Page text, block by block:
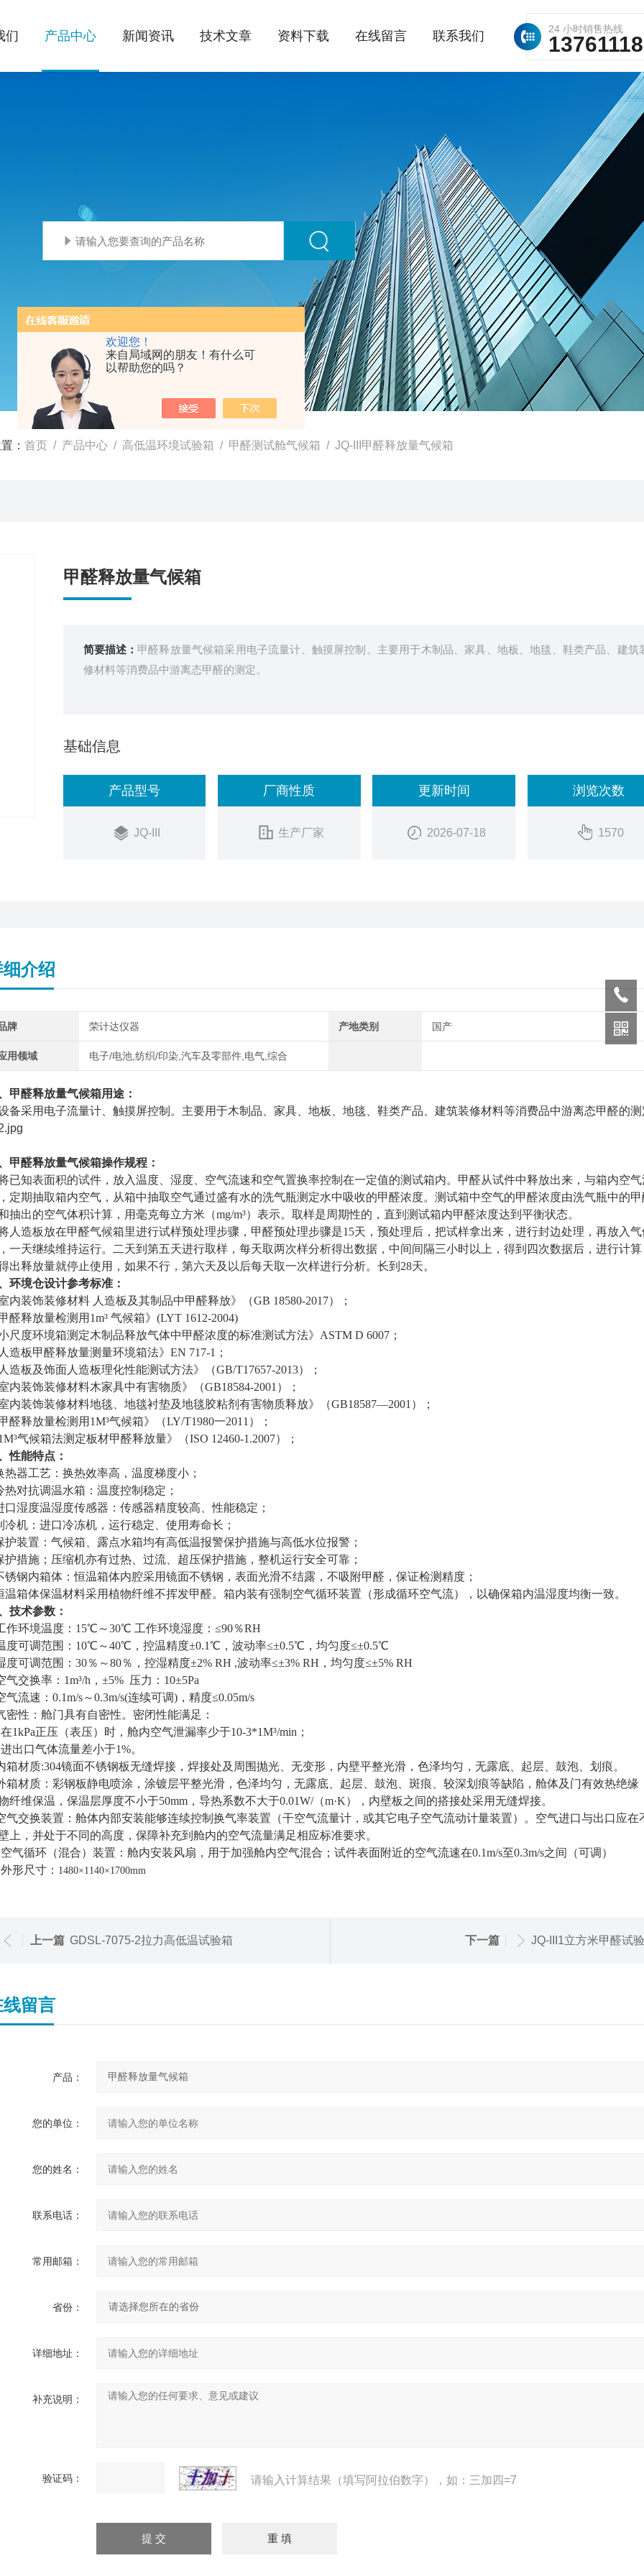
欢迎您！
来自局域网的朋友！有什么可
以帮助您的吗？
24 小时销售热线
们 产品中心 新闻资讯 技术文章 资料下载 在线留言 联系我们
： 首页 / 产品中心 / 高低温环境试验箱 / 甲醛测试舱气候箱 / JQ-III甲醛释放量气候箱
甲醛释放量气候箱
简要描述： 甲醛释放量气候箱采用电子流量计、触摸屏控制。主要用于木制品、家具、地板、地毯、鞋类产品、建筑
修材料等消费品中游离态甲醛的测定。
基础信息
产品型号
JQ-III
厂商性质
生产厂家
更新时间
2026-07-18
浏览次数
1570
介绍
牌 荣计达仪器 产地类别 国产
用领域 电子/电池,纺织/印染,汽车及零部件,电气,综合
甲醛释放量气候箱用途：
备采用 电子流量计、触摸屏控制。 主要用于木制品、家具、地板、地毯、鞋类产品、建筑装修材料等消费品中游离态甲醛的
甲醛释放量气候箱操作规程：
已知表面积的试件，放入温度、湿度、空气流速和空气置换率控制在一定值的测试箱内。甲醛从试件中释放出来，与箱内空气
定期抽取箱内空气，从箱中抽取空气通过盛有水的洗气瓶测定水中吸收的甲醛浓度。测试箱中空气的甲醛浓度由洗气瓶中的
抽出的空气体积计算，用毫克每立方米（mg/m³）表示。取样是周期性的，直到测试箱内甲醛浓度达到平衡状态。
人造板放在甲醛气候箱里进行试样预处理步骤，甲醛预处理步骤是15天，预处理后，把试样拿出来，进行封边处理，再放入
一天继续维持运行。二天到第五天进行取样，每天取两次样分析得出数据，中间间隔三小时以上，得到四次数据后，进行计
出释放量就停止使用，如果不行，第六天及以后每天取一次样进行分析。长到28天。
环境仓设计参考标准：
内装饰装修材料 人造板及其制品中甲醛释放》（GB 18580-2017）；
醛释放量检测用 1m³ 气候箱》 (LYT 1612-2004)
尺度环境箱测定木制品释放气体中甲醛浓度的标准测试方法》 ASTM D 6007；
造板甲醛释放量测量环境箱法》 EN 717-1；
造板及饰面人造板理化性能测试方法》（GB/T17657-2013）；
内装饰装修材料木家具中有害物质》（GB18584-2001）；
内装饰装修材料地毯、地毯衬垫及地毯胶粘剂有害物质释放》（GB18587—2001）；
醛释放量检测用 1M³气候箱》（LY/T1980一2011）；
³气候箱法测定板材甲醛释放量》（ISO 12460-1.2007）；
性能特点：
热器工艺：换热效率高，温度梯度小；
热对抗调温水箱：温度控制稳定；
口湿度温湿度传感器：传感器精度较高、性能稳定；
冷机：进口冷冻机，运行稳定、使用寿命长；
护装置：气候箱、露点水箱均有高低温报警保护措施与高低水位报警；
护措施；压缩机亦有过热、过流、超压保护措施，整机运行安全可靠；
锈钢内箱体：恒温箱体内腔采用镜面不锈钢，表面光滑不结露，不吸附甲醛，保证检测精度；
温箱体保温材料采用植物纤维不挥发甲醛。箱内装有强制空气循环装置（形成循环空气流），以确保箱内温湿度均衡一致。
技术参数：
作环境温度：15℃～30℃ 工作环境湿度：≤90％RH
度可调范围：10℃～40℃，控温精度±0.1℃，波动率≤±0.5℃，均匀度≤±0.5℃
度可调范围：30％～80％，控湿精度±2% RH ,波动率≤±3% RH，均匀度≤±5% RH
气交换率：1m³/h，±5% 压力：10±5Pa
气流速：0.1m/s～0.3m/s(连续可调)，精度≤0.05m/s
密性：舱门具有自密性。密闭性能满足：
1kPa正压（表压）时，舱内空气泄漏率少于10-3*1M³/min；
出口气体流量差小于1%。
箱材质:304镜面不锈钢板无缝焊接，焊接处及周围抛光、无变形，内壁平整光滑，色泽均匀，无露底、起层、鼓泡、划痕。
箱材质：彩钢板静电喷涂，涂镀层平整光滑，色泽均匀，无露底、起层、鼓泡、斑痕、较深划痕等缺陷，舱体及门有效热绝缘
纤维保温，保温层厚度不小于50mm，导热系数不大于0.01W/（m·K），内壁板之间的搭接处采用无缝焊接。
气交换装置：舱体内部安装能够连续控制换气率装置（干空气流量计，或其它电子空气流动计量装置）。空气进口与出口应在
上，并处于不同的高度，保障补充到舱内的空气流量满足相应标准要求。
气循环（混合）装置：舱内安装风扇，用于加强舱内空气混合；试件表面附近的空气流速在0.1m/s至0.3m/s之间（可调）
形尺寸： 1480×1140×1700mm
上一篇 GDSL-7075-2拉力高低温试验箱 下一篇 JQ-III1立方米甲醛试
线留言
产品：
您的单位：
您的姓名：
联系电话：
常用邮箱：
省份：
详细地址：
补充说明：
验证码： 请输入计算结果（填写阿拉伯数字），如：三加四=7